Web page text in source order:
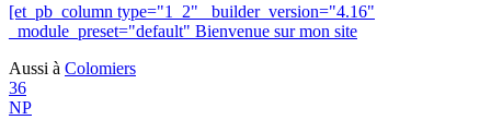
[et_pb_column type="1_2" _builder_version="4.16"
_module_preset="default" Bienvenue sur mon site
Aussi à Colomiers
36
NP